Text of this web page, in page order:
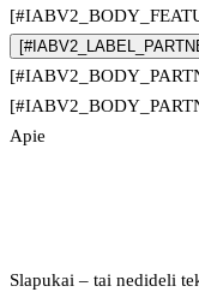
Apie
Slapukai – tai nedideli